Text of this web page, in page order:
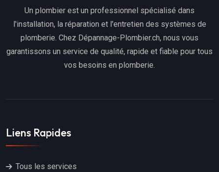
Un plombier est un professionnel spécialisé dans
l'installation, la réparation et l'entretien des systèmes de
plomberie. Chez Dépannage-Plombier.ch, nous vous
garantissons un service de qualité, rapide et fiable pour tous
vos besoins en plomberie.
Liens Rapides
Tous les services